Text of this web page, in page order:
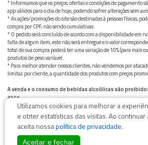
* Informamos que os preços, ofertas e condições de pagamento
app válidos para o dia de hoje, podendo sofrer alterações sem
* As ações/promoções do site são destinadas à pessoas físicas,
compra por CPF, não sendo cumulativas.
* O pedido será concluído de acordo com a disponibilidade em
falta de algum item, este não será entregue e o valor
total de sua compra poderá ter uma variação de 10% (para mais
produtos de peso variável.
* Para melhor atender nossos clientes, não vendemos por
limitar, por cliente, a quantidade dos produtos com preços
A venda e o consumo de bebidas alcoólicas são
anos.
Bebida alcoólica pode causar dependência química e, em excesso,
Beba com moderação
Utilizamos cookies para melhorar a
e obter estatísticas das visitas. Ao continuar
aceita nossapolítica de privacidade.
Aceitar e fechar